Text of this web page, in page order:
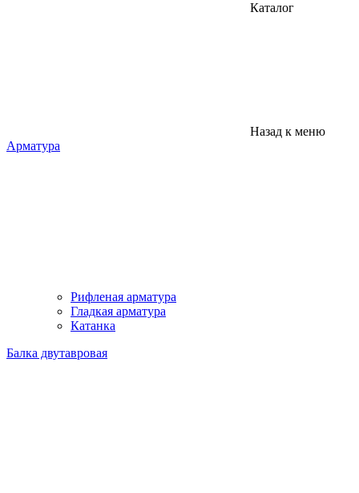
Каталог
Назад к меню
Арматура
Рифленая арматура
Гладкая арматура
Катанка
Балка двутавровая